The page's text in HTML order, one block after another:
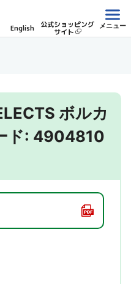
English 公式ショッピング
サイト
メニュー
ボルカ
ド: 4904810